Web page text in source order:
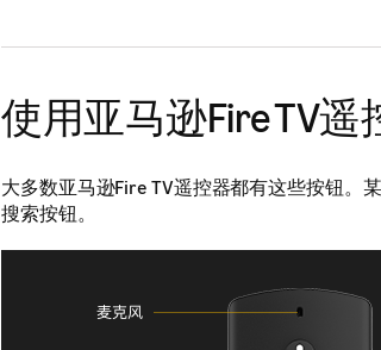
使用亚马逊Fire TV遥
大多数亚马逊Fire TV遥控器都有这些按钮。
搜索按钮。